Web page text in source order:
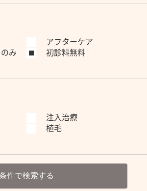
アフターケア
み
初診料無料
注入治療
植毛
件で検索する